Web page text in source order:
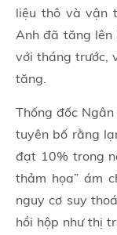
liệu thô và vận
Anh đã tăng
với tháng trước,
tăng.
Thống đốc
tuyên bố rằng
đạt 10% trong
thảm họa” ám
nguy cơ suy
hồi hộp như thị